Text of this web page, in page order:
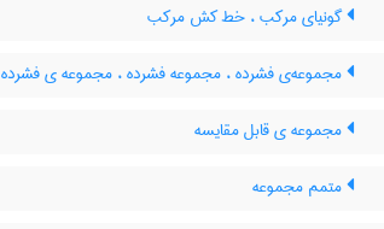
گونیای مرکب ، خط کش مرکب
مجموعه‌ی فشرده ، مجموعه فشرده ، مجموعه ی فشرده
مجموعه ی قابل مقایسه
متمم مجموعه